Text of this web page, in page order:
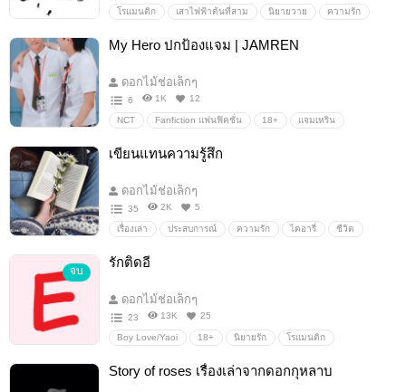
โรแมนติก เสาไฟฟ้าต้นที่สาม นิยายวาย ความรัก
My Hero ปกป้องแจม | JAMREN
ดอกไม้ช่อเล็กๆ
6 1K 12
NCT Fanfiction แฟนฟิคชั่น 18+ แจมเหริน
แจมิน อินจุน ดราม่า
เขียนแทนความรู้สึก
ดอกไม้ช่อเล็กๆ
35 2K 5
เรื่องเล่า ประสบการณ์ ความรัก ไดอารี่ ชีวิต
เม้าท์มอย
จบ
รักติดอี
ดอกไม้ช่อเล็กๆ
23 13K 25
Boy Love/Yaoi 18+ นิยายรัก โรแมนติก
Story of roses เรื่องเล่าจากดอกกุหลาบ